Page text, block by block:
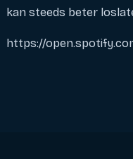
kan steeds beter
https://